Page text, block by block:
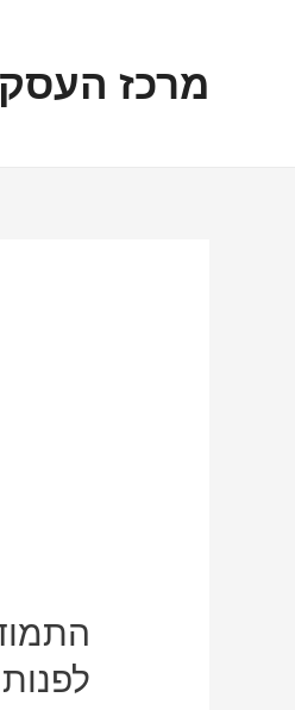
מרכז
התמודדות
עם
שינויים